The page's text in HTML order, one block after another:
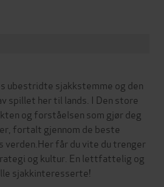
ubestridte sjakkstemme og den
spillet her til lands. I Den store
og forståelsen som gjør deg
fortalt gjennom de beste
verden.Her får du vite du trenger
og kultur. En lettfattelig og